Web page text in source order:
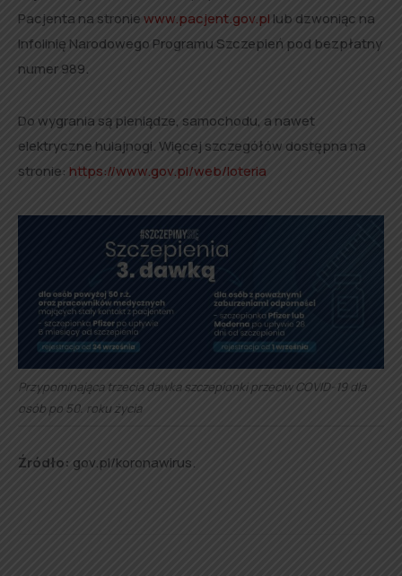
Pacjenta na stroniewww.pacjent.gov.pl lub dzwoniąc na
Infolinię Narodowego Programu Szczepień pod bezpłatny
numer 989.
Do wygrania są pieniądze, samochodu, a nawet
elektryczne hulajnogi. Więcej szczegółów dostępna na
stronie: https://www.gov.pl/web/loteria
Przypominająca trzecia dawka szczepionki przeciw COVID-19 dla
osób po 50. roku życia
Źródło: gov.pl/koronawirus.